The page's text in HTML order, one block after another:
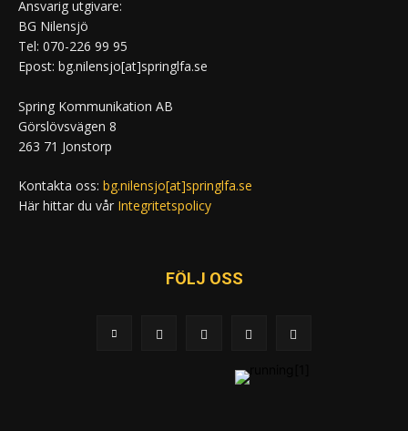
Ansvarig utgivare:
BG Nilensjö
Tel: 070-226 99 95
Epost: bg.nilensjo[at]springlfa.se
Spring Kommunikation AB
Görslövsvägen 8
263 71 Jonstorp
Kontakta oss: bg.nilensjo[at]springlfa.se
Här hittar du vår Integritetspolicy
FÖLJ OSS